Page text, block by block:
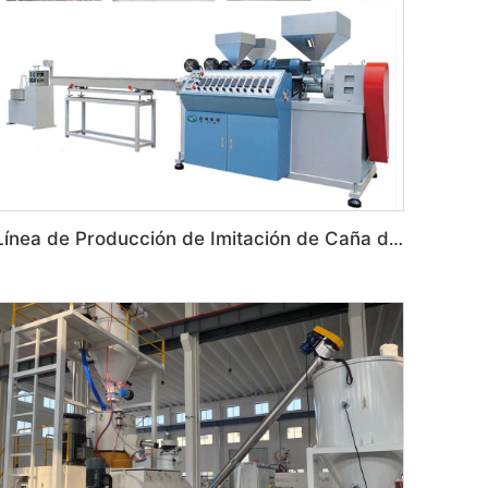
Línea de Producción de Imitación de Caña de Plástico Artificial de 1, 2, 3 Colores